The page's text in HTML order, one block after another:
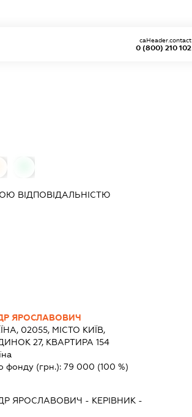
0 (800) 210 102
caHeader.contact
ВІДПОВІДАЛЬНІСТЮ
ЯРОСЛАВОВИЧ
02055, МІСТО КИЇВ,
27, КВАРТИРА 154
фонду (грн.): 79 000 (100 %)
ЯРОСЛАВОВИЧ - КЕРІВНИК -